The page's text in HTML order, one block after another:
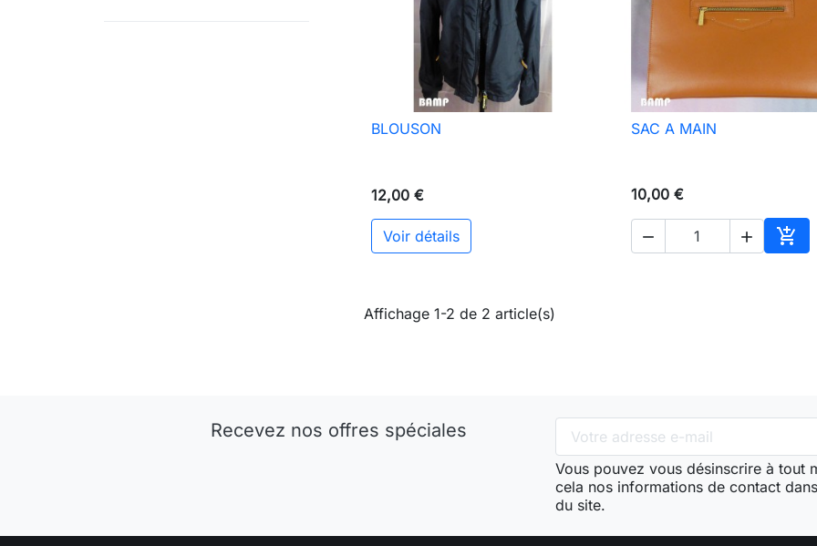

BLOUSON
12,00 €
Voir détails
 Aperçu rapide
SAC A MAIN
10,00 €
  
Affichage 1-2 de 2 article(s)
Recevez nos offres spéciales
Vous pouvez vous désinscrire à tout
cela nos informations de contact
du site.